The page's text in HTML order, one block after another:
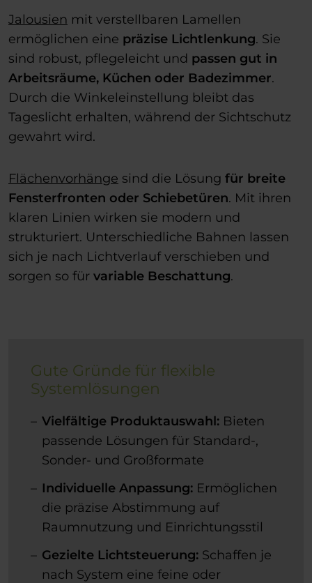
Jalousien mit verstellbaren Lamellen
ermöglichen eine präzise Lichtlenkung. Sie
sind robust, pflegeleicht und passen gut in
Arbeitsräume, Küchen oder Badezimmer.
Durch die Winkeleinstellung bleibt das
Tageslicht erhalten, während der Sichtschutz
gewahrt wird.
Flächenvorhänge sind die Lösung für breite
Fensterfronten oder Schiebetüren. Mit ihren
klaren Linien wirken sie modern und
strukturiert. Unterschiedliche Bahnen lassen
sich je nach Lichtverlauf verschieben und
sorgen so für variable Beschattung.
Gute Gründe für flexible
Systemlösungen
Vielfältige Produktauswahl: Bieten
passende Lösungen für Standard-,
Sonder- und Großformate
Individuelle Anpassung: Ermöglichen
die präzise Abstimmung auf
Raumnutzung und Einrichtungsstil
Gezielte Lichtsteuerung: Schaffen je
nach System eine feine oder